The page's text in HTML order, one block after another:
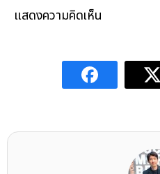
แสดงความคิดเห็น